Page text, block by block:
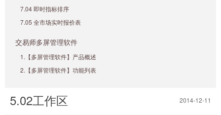
7.04 即时指标排序
7.05 全市场实时报价表
交易师多屏管理软件
1.【多屏管理软件】产品概述
2.【多屏管理软件】功能列表
5.02工作区 2014-12-11